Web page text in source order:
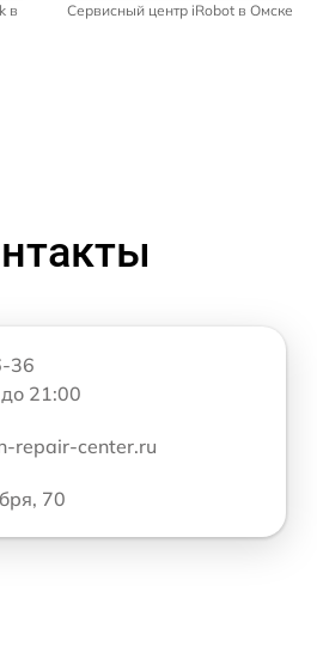
в
Сервисный центр iRobot в Омске
36
21:00
repair-center.ru
70